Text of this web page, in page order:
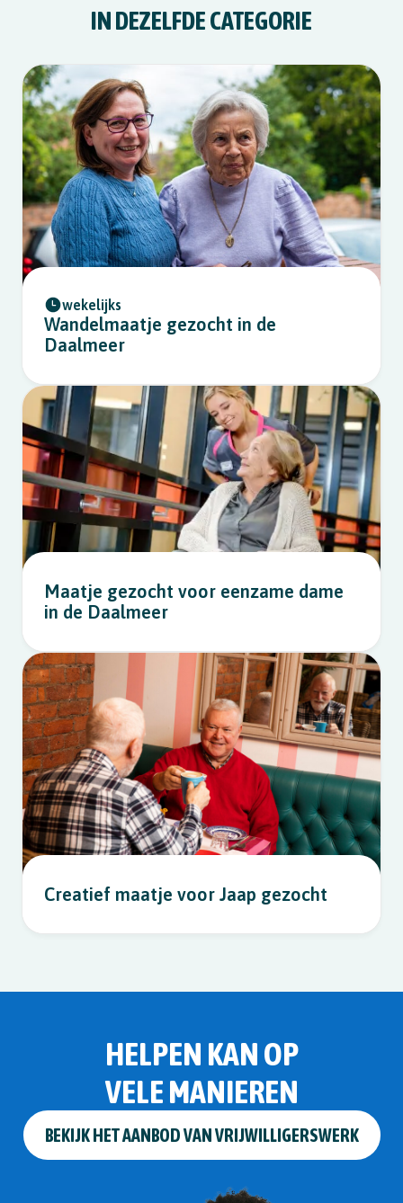
IN DEZELFDE CATEGORIE
wekelijks
Wandelmaatje gezocht in de
Daalmeer
Maatje gezocht voor eenzame dame
in de Daalmeer
Creatief maatje voor Jaap gezocht
HELPEN KAN OP
VELE MANIEREN
BEKIJK HET AANBOD VAN VRIJWILLIGERSWERK